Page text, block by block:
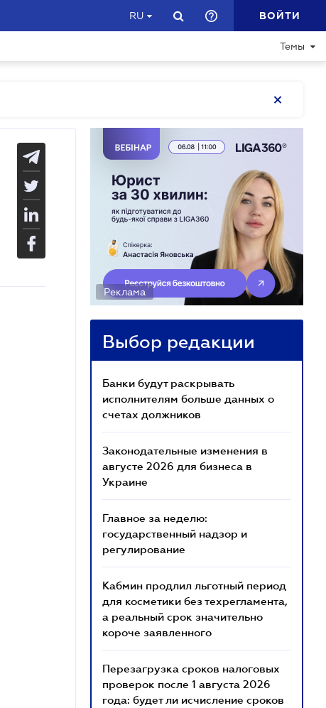
RU ВОЙТИ
Темы
Реклама
Выбор редакции
Банки будут раскрывать
исполнителям больше данных о
счетах должников
Законодательные изменения в
августе 2026 для бизнеса в
Украине
Главное за неделю:
государственный надзор и
регулирование
Кабмин продлил льготный период
для косметики без техрегламента,
а реальный срок значительно
короче заявленного
Перезагрузка сроков налоговых
проверок после 1 августа 2026
года: будет ли исчисление сроков